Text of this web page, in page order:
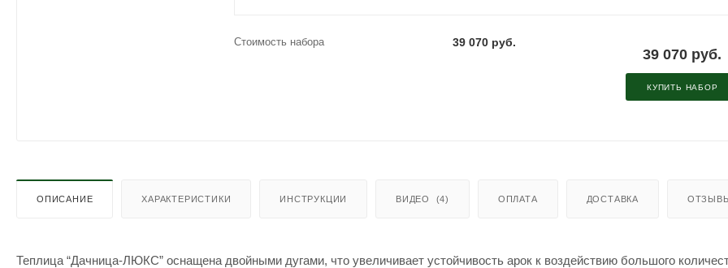
Стоимость набора 39 070 руб.
39 070 руб.
КУПИТЬ НАБОР
ОПИСАНИЕ ХАРАКТЕРИСТИКИ ИНСТРУКЦИИ ВИДЕО (4) ОПЛАТА ДОСТАВКА
Теплица “Дачница-ЛЮКС” оснащена двойными дугами, что увеличивает устойчивость арок к воздействию большого